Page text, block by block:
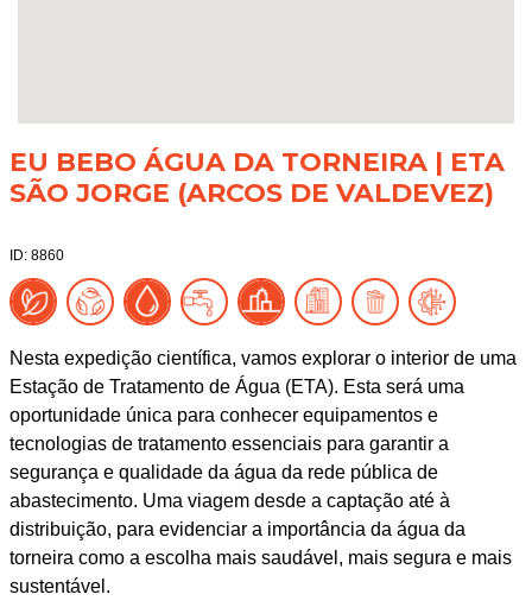
EU BEBO ÁGUA DA TORNEIRA | ETA
SÃO JORGE (ARCOS DE VALDEVEZ)
ID: 8860
Nesta expedição científica, vamos explorar o interior de uma
Estação de Tratamento de Água (ETA). Esta será uma
oportunidade única para conhecer equipamentos e
tecnologias de tratamento essenciais para garantir a
segurança e qualidade da água da rede pública de
abastecimento. Uma viagem desde a captação até à
distribuição, para evidenciar a importância da água da
torneira como a escolha mais saudável, mais segura e mais
sustentável.